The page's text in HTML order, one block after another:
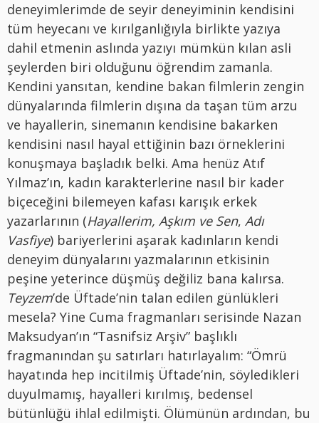
deneyimlerimde de seyir deneyiminin kendisini
tüm heyecanı ve kırılganlığıyla birlikte yazıya
dahil etmenin aslında yazıyı mümkün kılan asli
şeylerden biri olduğunu öğrendim zamanla.
Kendini yansıtan, kendine bakan filmlerin zengin
dünyalarında filmlerin dışına da taşan tüm arzu
ve hayallerin, sinemanın kendisine bakarken
kendisini nasıl hayal ettiğinin bazı örneklerini
konuşmaya başladık belki. Ama henüz Atıf
Yılmaz’ın, kadın karakterlerine nasıl bir kader
biçeceğini bilemeyen kafası karışık erkek
yazarlarının (Hayallerim, Aşkım ve Sen, Adı
Vasfiye) bariyerlerini aşarak kadınların kendi
deneyim dünyalarını yazmalarının etkisinin
peşine yeterince düşmüş değiliz bana kalırsa.
Teyzem’de Üftade’nin talan edilen günlükleri
mesela? Yine Cuma fragmanları serisinde Nazan
Maksudyan’ın “Tasnifsiz Arşiv” başlıklı
fragmanından şu satırları hatırlayalım: “Ömrü
hayatında hep incitilmiş Üftade’nin, söyledikleri
duyulmamış, hayalleri kırılmış, bedensel
bütünlüğü ihlal edilmişti. Ölümünün ardından, bu